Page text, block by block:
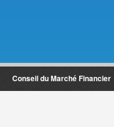
Conseil du Marché Financier